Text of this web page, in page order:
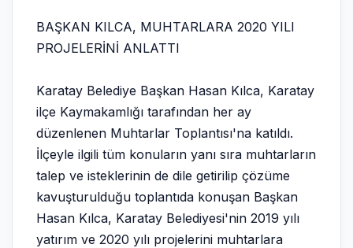
BAŞKAN KILCA, MUHTARLARA 2020 YILI
PROJELERİNİ ANLATTI
Karatay Belediye Başkan Hasan Kılca, Karatay
ilçe Kaymakamlığı tarafından her ay
düzenlenen Muhtarlar Toplantısı'na katıldı.
İlçeyle ilgili tüm konuların yanı sıra muhtarların
talep ve isteklerinin de dile getirilip çözüme
kavuşturulduğu toplantıda konuşan Başkan
Hasan Kılca, Karatay Belediyesi'nin 2019 yılı
yatırım ve 2020 yılı projelerini muhtarlara